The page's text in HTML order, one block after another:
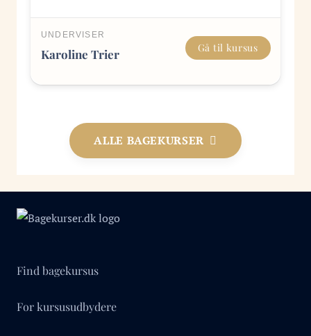
UNDERVISER
Karoline Trier Gå til kursus
ALLE BAGEKURSER
Find bagekursus
For kursusudbydere